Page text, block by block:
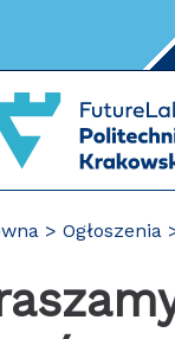
Ogłoszenia